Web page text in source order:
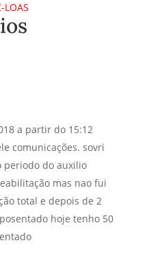
a partir do 15:12
comunicações. sovri
periodo do auxilio
mas nao fui
total e depois de 2
hoje tenho 50